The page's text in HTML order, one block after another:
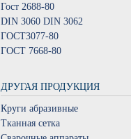
Гост 2688-80
DIN 3060 DIN 3062
ГОСТ3077-80
ГОСТ 7668-80
ДРУГАЯ ПРОДУКЦИЯ
Круги абразивные
Тканная сетка